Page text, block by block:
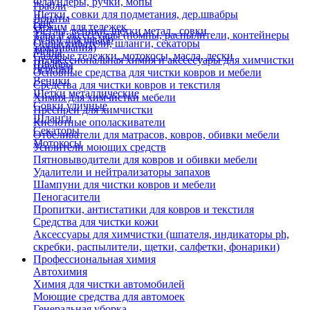
Щетки, совки для подметания, дер.швабры
Отжим для тележек
Ручки для швабр
Мопы
Швабры
Грабли
Лопаты
Метлы, веники, щетки метал., совки
Опрыскиватели, шланги, секаторы
Садовые тележки, мотокосы, масла, лески
Черенки
Веники
Щетки металлические
Совки уличные
Шланги
Секаторы
Мотокосы
Еще
Тара и аксессуары (помпы, распылители, контейнеры
замачивания)
Профессиональная химия и акссесуары для химчистки
Основные средства для чистки ковров и мебели
Средства для чистки ковров и текстиля
Химия для химчистки мебели
Преспреи для химчистки
Кислотные ополаскиватели
Отбеливатели для матрасов, ковров, обивки мебели
Усилители моющих средств
Пятновыводители для ковров и обивки мебели
Удалители и нейтрализаторы запахов
Шампуни для чистки ковров и мебели
Пеногасители
Пропитки, антистатики для ковров и текстиля
Средства для чистки кожи
Аксессуары для химчистки (шпателя, индикаторы ph,
скребки, распылители, щетки, салфетки, фонарики)
Профессиональная химия
Автохимия
Химия для чистки автомобилей
Моющие средства для автомоек